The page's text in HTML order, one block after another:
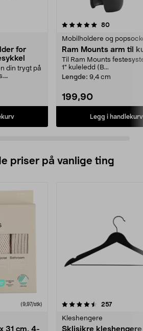
for
din trygt på
80
Mobilholdere og
Ram Mounts arm til
Til Ram Mounts
1" kuleledd (B...
Lengde: 9,4 cm
199,90
Legg i handlekurv
4.5 av 5 stjerner
priser på vanlige ting
(9,97/stk)
31 cm, 4-
257
Kleshengere
Sklisikre
4.5av 5 stjerner